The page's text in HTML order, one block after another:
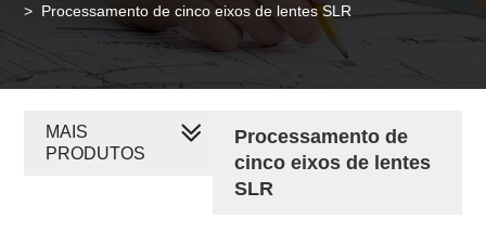
> Processamento de cinco eixos de lentes SLR
Processamento de
cinco eixos de lentes
SLR
MAIS
PRODUTOS